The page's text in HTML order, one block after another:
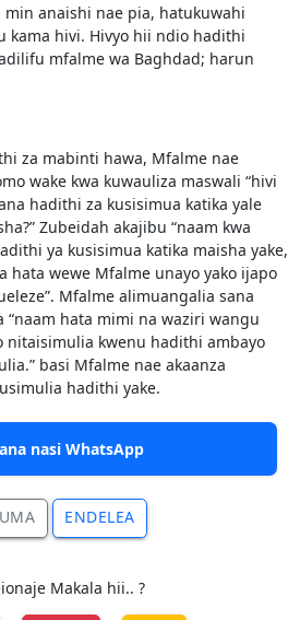
min anaishi nae pia, hatukuwahi
kama hivi. Hivyo hii ndio hadithi
mfalme wa Baghdad; harun
za mabinti hawa, Mfalme nae
wake kwa kuwauliza maswali “hivi
hadithi za kusisimua katika yale
Zubeidah akajibu “naam kwa
ya kusisimua katika maisha yake,
hata wewe Mfalme unayo yako ijapo
Mfalme alimuangalia sana
“naam hata mimi na waziri wangu
nitaisimulia kwenu hadithi ambayo
basi Mfalme nae akaanza
hadithi yake.
nasi WhatsApp
ENDELEA
Makala hii.. ?